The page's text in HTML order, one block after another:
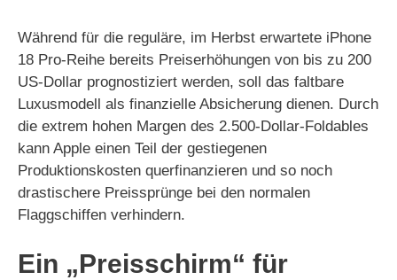
Während für die reguläre, im Herbst erwartete iPhone
18 Pro-Reihe bereits Preiserhöhungen von bis zu 200
US-Dollar prognostiziert werden, soll das faltbare
Luxusmodell als finanzielle Absicherung dienen. Durch
die extrem hohen Margen des 2.500-Dollar-Foldables
kann Apple einen Teil der gestiegenen
Produktionskosten querfinanzieren und so noch
drastischere Preissprünge bei den normalen
Flaggschiffen verhindern.
Ein „Preisschirm“ für